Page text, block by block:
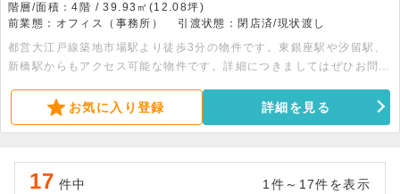
階層/面積：4階 / 39.93㎡(12.08坪)
前業態：オフィス（事務所）
引渡状態：閉店済/現状渡し
都営大江戸線築地市場駅より徒歩3分の物件です。東銀座駅や汐留駅、
新橋駅からもアクセス可能な物件です。詳細につきましてはぜひお問い
お気に入り登録 詳細を見る
17 件中 1件～17件を表示